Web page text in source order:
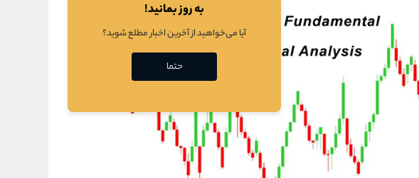
به روز بمانید!
آیا می‌خواهید از آخرین اخبار مطلع شوید؟
حتما